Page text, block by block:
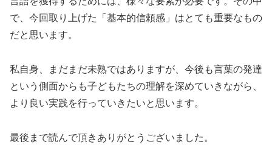
で、今回取り上げた「基本的信頼感」はとても重要なもの
だと思います。
私自身、まだまだ未熟ではありますが、今後も言葉の発達
という側面からも子どもたちの理解を深めていきながら、
より良い実践を行っていきたいと思います。
最後まで読んで頂きありがとうございました。